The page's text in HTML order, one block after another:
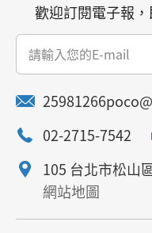
歡迎訂閱電子報
02-2715-7542
105 台北市松山
網站地圖